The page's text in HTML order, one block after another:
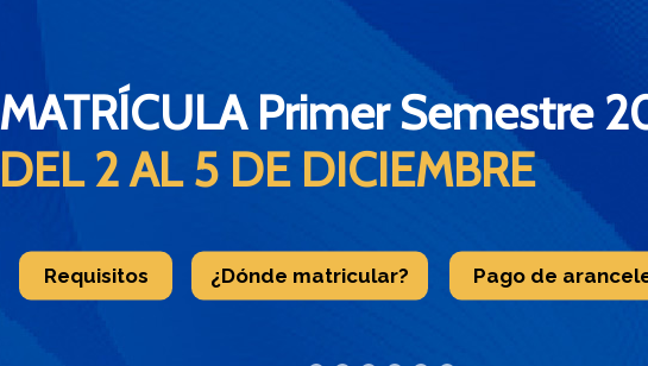
Requisitos Pago de
¿Dónde matricular?
MATRÍCULA Primer Semestre
DEL 2 AL 5 DE DICIEMBRE